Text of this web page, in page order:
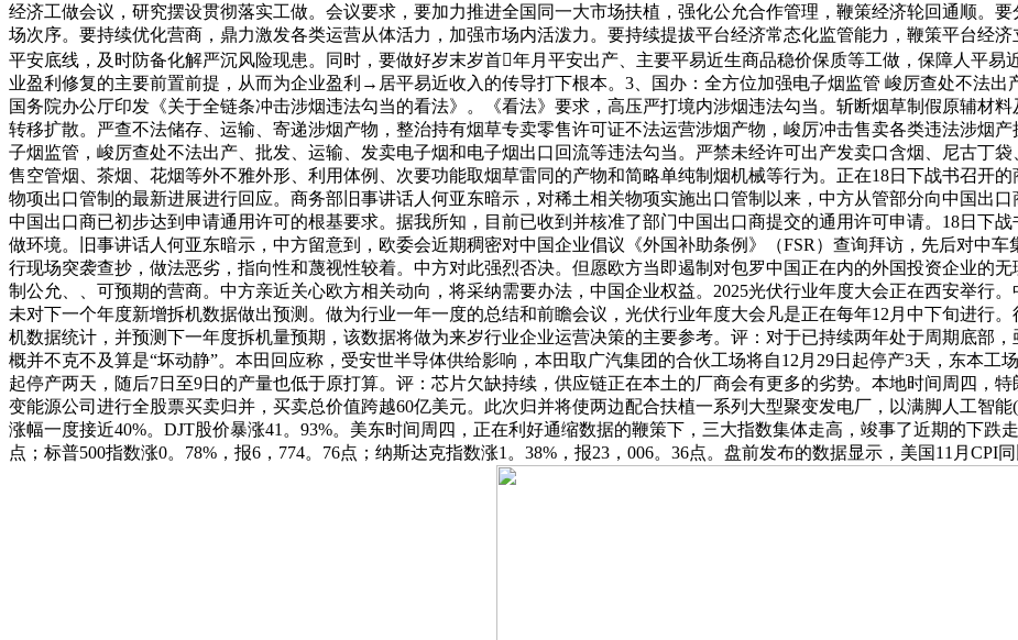
经济工做会议，研究摆设贯彻落实工做。会议要求，要加力推进全国同一大市场扶植，强化公允合作管理，鞭策经济轮回通顺。
场次序。要持续优化营商，鼎力激发各类运营从体活力，加强市场内活泼力。要持续提拔平台经济常态化监管能力，鞭策平台经
平安底线，及时防备化解严沉风险现患。同时，要做好岁末岁首年月平安出产、主要平易近生商品稳价保质等工做，保障人平
业盈利修复的主要前置前提，从而为企业盈利→居平易近收入的传导打下根本。3、国办：全方位加强电子烟监管 峻厉查处不法
国务院办公厅印发《关于全链条冲击涉烟违法勾当的看法》。《看法》要求，高压严打境内涉烟违法勾当。斩断烟草制假原辅材
转移扩散。严查不法储存、运输、寄递涉烟产物，整治持有烟草专卖零售许可证不法运营涉烟产物，峻厉冲击售卖各类违法涉烟
子烟监管，峻厉查处不法出产、批发、运输、发卖电子烟和电子烟出口回流等违法勾当。严禁未经许可出产发卖口含烟、尼古丁
售空管烟、茶烟、花烟等外不雅外形、利用体例、次要功能取烟草雷同的产物和简略单纯制烟机械等行为。正在18日下战书召开
物项出口管制的最新进展进行回应。商务部旧事讲话人何亚东暗示，对稀土相关物项实施出口管制以来，中方从管部分向中国出
中国出口商已初步达到申请通用许可的根基要求。据我所知，目前已收到并核准了部门中国出口商提交的通用许可申请。18日下
做环境。旧事讲话人何亚东暗示，中方留意到，欧委会近期稠密对中国企业倡议《外国补助条例》（FSR）查询拜访，先后对中
行现场突袭查抄，做法恶劣，指向性和蔑视性较着。中方对此强烈否决。但愿欧方当即遏制对包罗中国正在内的外国投资企业的
制公允、、可预期的营商。中方亲近关心欧方相关动向，将采纳需要办法，中国企业权益。2025光伏行业年度大会正在西安举行
未对下一个年度新增拆机数据做出预测。做为行业一年一度的总结和前瞻会议，光伏行业年度大会凡是正在每年12月中下旬进行
机数据统计，并预测下一年度拆机量预期，该数据将做为来岁行业企业运营决策的主要参考。评：对于已持续两年处于周期底部
概并不克不及算是“坏动静”。本田回应称，受安世半导体供给影响，本田取广汽集团的合伙工场将自12月29日起停产3天，东本工
起停产两天，随后7日至9日的产量也低于原打算。评：芯片欠缺持续，供应链正在本土的厂商会有更多的劣势。本地时间周四，
变能源公司进行全股票买卖归并，买卖总价值跨越60亿美元。此次归并将使两边配合扶植一系列大型聚变发电厂，以满脚人工智
涨幅一度接近40%。DJT股价暴涨41。93%。美东时间周四，正在利好通缩数据的鞭策下，三大指数集体走高，竣事了近期的下跌
点；标普500指数涨0。78%，报6，774。76点；纳斯达克指数涨1。38%，报23，006。36点。盘前发布的数据显示，美国11月CPI